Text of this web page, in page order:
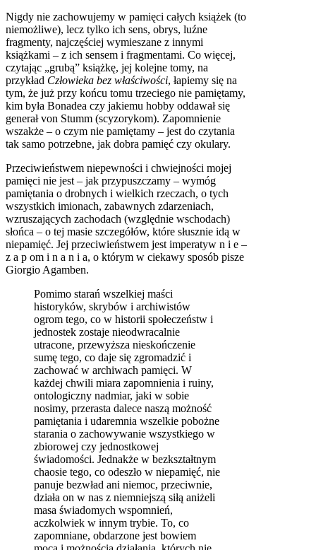
Nigdy nie zachowujemy w pamięci całych książek (to
niemożliwe), lecz tylko ich sens, obrys, luźne
fragmenty, najczęściej wymieszane z innymi
książkami – z ich sensem i fragmentami. Co więcej,
czytając „grubą” książkę, jej kolejne tomy, na
przykład Człowieka bez właściwości, łapiemy się na
tym, że już przy końcu tomu trzeciego nie pamiętamy,
kim była Bonadea czy jakiemu hobby oddawał się
generał von Stumm (scyzorykom). Zapomnienie
wszakże – o czym nie pamiętamy – jest do czytania
tak samo potrzebne, jak dobra pamięć czy okulary.
Przeciwieństwem niepewności i chwiejności mojej
pamięci nie jest – jak przypuszczamy – wymóg
pamiętania o drobnych i wielkich rzeczach, o tych
wszystkich imionach, zabawnych zdarzeniach,
wzruszających zachodach (względnie wschodach)
słońca – o tej masie szczegółów, które słusznie idą w
niepamięć. Jej przeciwieństwem jest imperatyw n i e –
z a p om i n a n i a, o którym w ciekawy sposób pisze
Giorgio Agamben.
Pomimo starań wszelkiej maści
historyków, skrybów i archiwistów
ogrom tego, co w historii społeczeństw i
jednostek zostaje nieodwracalnie
utracone, przewyższa nieskończenie
sumę tego, co daje się zgromadzić i
zachować w archiwach pamięci. W
każdej chwili miara zapomnienia i ruiny,
ontologiczny nadmiar, jaki w sobie
nosimy, przerasta dalece naszą możność
pamiętania i udaremnia wszelkie pobożne
starania o zachowywanie wszystkiego w
zbiorowej czy jednostkowej
świadomości. Jednakże w bezkształtnym
chaosie tego, co odeszło w niepamięć, nie
panuje bezwład ani niemoc, przeciwnie,
działa on w nas z niemniejszą siłą aniżeli
masa świadomych wspomnień,
aczkolwiek w innym trybie. To, co
zapomniane, obdarzone jest bowiem